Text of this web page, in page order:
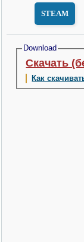
STEAM
Download
Скачать
Как